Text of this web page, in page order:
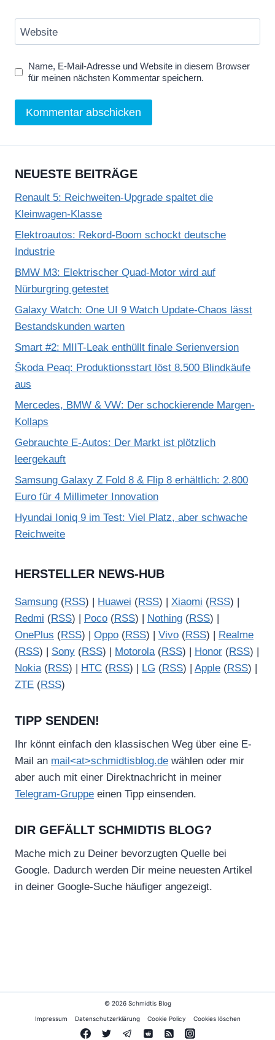
Website
Name, E-Mail-Adresse und Website in diesem Browser
für meinen nächsten Kommentar speichern.
NEUESTE BEITRÄGE
Renault 5: Reichweiten-Upgrade spaltet die
Kleinwagen-Klasse
Elektroautos: Rekord-Boom schockt deutsche
Industrie
BMW M3: Elektrischer Quad-Motor wird auf
Nürburgring getestet
Galaxy Watch: One UI 9 Watch Update-Chaos lässt
Bestandskunden warten
Smart #2: MIIT-Leak enthüllt finale Serienversion
Škoda Peaq: Produktionsstart löst 8.500 Blindkäufe
aus
Mercedes, BMW & VW: Der schockierende Margen-
Kollaps
Gebrauchte E-Autos: Der Markt ist plötzlich
leergekauft
Samsung Galaxy Z Fold 8 & Flip 8 erhältlich: 2.800
Euro für 4 Millimeter Innovation
Hyundai Ioniq 9 im Test: Viel Platz, aber schwache
Reichweite
HERSTELLER NEWS-HUB
Samsung (RSS) | Huawei (RSS) | Xiaomi (RSS) |
Redmi (RSS) | Poco (RSS) | Nothing (RSS) |
OnePlus (RSS) | Oppo (RSS) | Vivo (RSS) |
Realme
(RSS) | Sony (RSS) | Motorola(RSS) | Honor (RSS) |
Nokia(RSS) | HTC (RSS) | LG (RSS) | Apple (RSS) |
ZTE (RSS)
TIPP SENDEN!
Ihr könnt einfach den klassischen Weg über eine E-
Mail an mail<at>schmidtisblog.de wählen oder mir
aber auch mit einer Direktnachricht in meiner
Telegram-Gruppe einen Tipp einsenden.
DIR GEFÄLLT SCHMIDTIS BLOG?
Mache mich zu Deiner bevorzugten Quelle bei
Google. Dadurch werden Dir meine neuesten Artikel
in deiner Google-Suche häufiger angezeigt.
© 2026 Schmidtis Blog
Impressum Datenschutzerklärung Cookie Policy Cookies löschen